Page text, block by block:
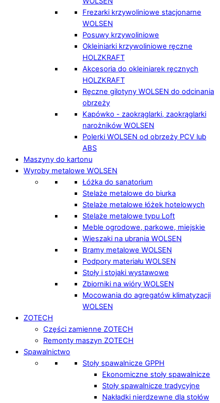
Frezarki krzywoliniowe stacjonarne
WOLSEN
Posuwy krzywoliniowe
Okleiniarki krzywoliniowe ręczne
HOLZKRAFT
Akcesoria do okleiniarek ręcznych
HOLZKRAFT
Ręczne gilotyny WOLSEN do odcinania
obrzeży
Kapówko - zaokrąglarki, zaokrąglarki
narożników WOLSEN
Polerki WOLSEN od obrzeży PCV lub
ABS
Maszyny do kartonu
Wyroby metalowe WOLSEN
Łóżka do sanatorium
Stelaże metalowe do biurka
Stelaże metalowe łóżek hotelowych
Stelaże metalowe typu Loft
Meble ogrodowe, parkowe, miejskie
Wieszaki na ubrania WOLSEN
Bramy metalowe WOLSEN
Podpory materiału WOLSEN
Stoły i stojaki wystawowe
Zbiorniki na wióry WOLSEN
Mocowania do agregatów klimatyzacji
WOLSEN
ZOTECH
Części zamienne ZOTECH
Remonty maszyn ZOTECH
Spawalnictwo
Stoły spawalnicze GPPH
Ekonomiczne stoły spawalnicze
Stoły spawalnicze tradycyjne
Nakładki nierdzewne dla stołów